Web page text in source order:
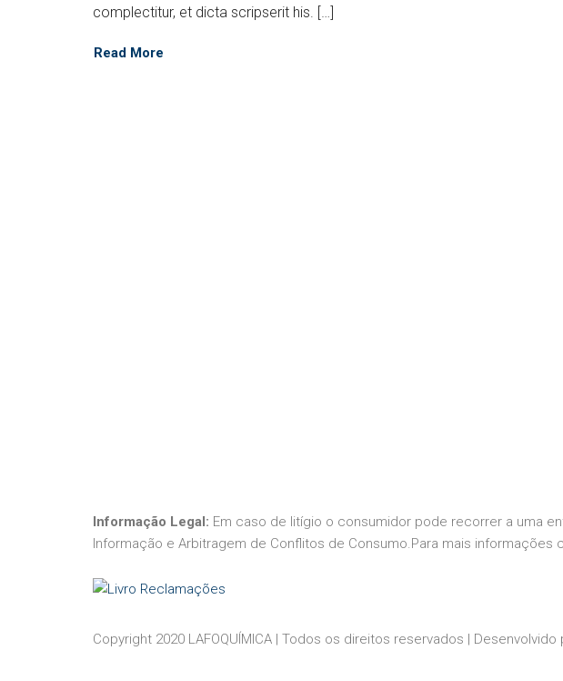
complectitur, et dicta scripserit his. […]
Read More
Informação Legal: Em caso de litígio o consumidor pode recorrer a uma
Informação e Arbitragem de Conflitos de Consumo.Para mais informações
Copyright 2020 LAFOQUÍMICA | Todos os direitos reservados | Desenvolvido